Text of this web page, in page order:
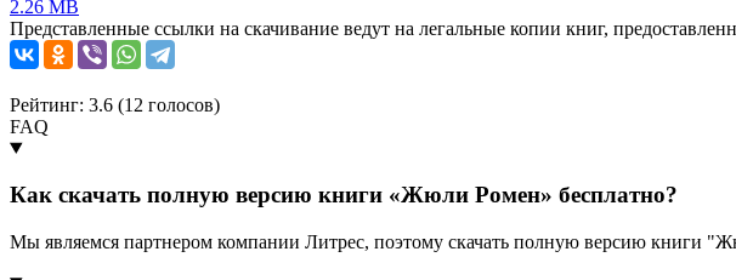
2.26 MB
Представленные ссылки на скачивание ведут на легальные копии книг,
Рейтинг: 3.6 (12 голосов)
FAQ
Как скачать полную версию книги «Жюли Ромен» бесплатно?
Мы являемся партнером компании Литрес, поэтому скачать полную версию книги